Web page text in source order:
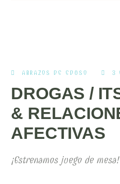
ABRAZOS DE EDUSO 3
DROGAS /
&
AFECTIVAS
¡Estrenamos juego de mesa!